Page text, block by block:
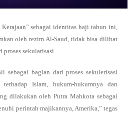
sebagai identitas haji tahun ini,
oleh rezim Al-Saud, tidak bisa dilihat
proses sekularisasi.
sebagai bagian dari proses sekulerisasi
Islam, hukum-hukumnya dan
dilakukan oleh Putra Mahkota sebagai
perintah majikannya, Amerika,” tegas